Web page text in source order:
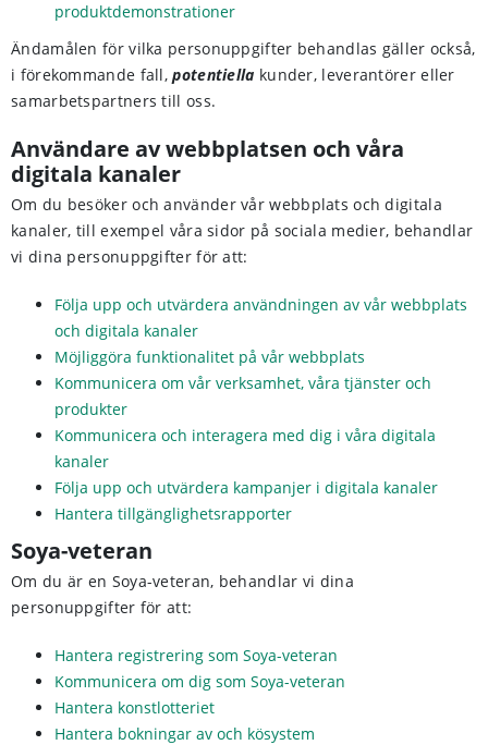
produktdemonstrationer
Ändamålen för vilka personuppgifter behandlas gäller också,
i förekommande fall,potentiella kunder, leverantörer eller
samarbetspartners till oss.
Användare av webbplatsen och våra
digitala kanaler
Om du besöker och använder vår webbplats och digitala
kanaler, till exempel våra sidor på sociala medier, behandlar
vi dina personuppgifter för att:
Följa upp och utvärdera användningen av vår webbplats
och digitala kanaler
Möjliggöra funktionalitet på vår webbplats
Kommunicera om vår verksamhet, våra tjänster och
produkter
Kommunicera och interagera med dig i våra digitala
kanaler
Följa upp och utvärdera kampanjer i digitala kanaler
Hantera tillgänglighetsrapporter
Soya-veteran
Om du är en Soya-veteran, behandlar vi dina
personuppgifter för att:
Hantera registrering som Soya-veteran
Kommunicera om dig som Soya-veteran
Hantera konstlotteriet
Hantera bokningar av och kösystem